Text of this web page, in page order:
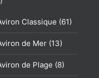
Classique (61)
de Mer (13)
de Plage (8)